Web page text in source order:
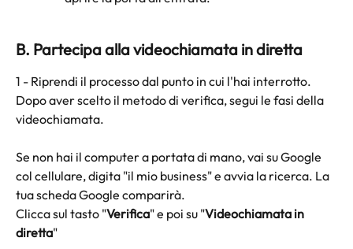
B. Partecipa alla videochiamata in diretta
1 - Riprendi il processo dal punto in cui l'hai interrotto.
Dopo aver scelto il metodo di verifica, segui le fasi della
videochiamata.
Se non hai il computer a portata di mano, vai su Google
col cellulare, digita "il mio business" e avvia la ricerca. La
tua scheda Google comparirà.
Clicca sul tasto "Verifica" e poi su "Videochiamata in
diretta"